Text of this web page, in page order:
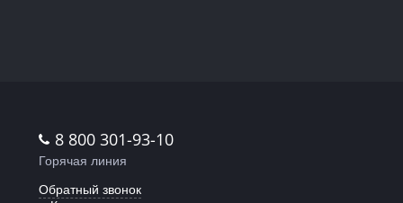
8 800 301-93-10
Горячая линия
Обратный звонок